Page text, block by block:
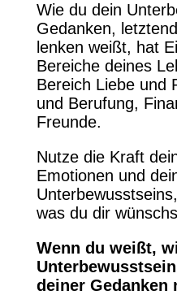
Wie du dein
Gedanken,
lenken weißt, hat
Bereiche deines
Bereich Liebe und
und Berufung,
Freunde.
Nutze die Kraft
Emotionen und
was du dir
Wenn du weißt,
deiner Gedanken